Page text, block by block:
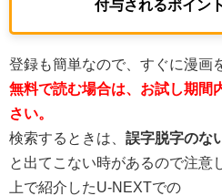
付与されるポイン
登録も簡単なので、すぐに漫画
無料で読む場合は、お試し期間
さい。
検索するときは、 誤字脱字のな
と出てこない時があるので注意
上で紹介したU-NEXTでの